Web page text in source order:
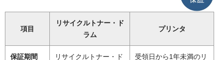
項目
リサイクルトナー・ド
ラム
プリンタ
保証期間
リサイクルトナー・ド
受領日から1年未満のリ